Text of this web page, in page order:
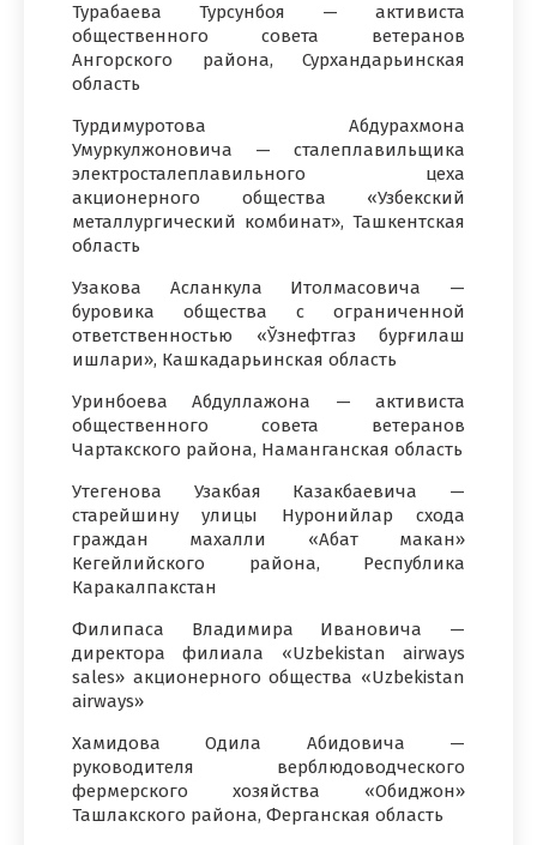
Турабаева Турсунбоя — активиста
общественного совета ветеранов
Ангорского района, Сурхандарьинская
область
Турдимуротова Абдурахмона
Умуркулжоновича — сталеплавильщика
электросталеплавильного цеха
акционерного общества «Узбекский
металлургический комбинат», Ташкентская
область
Узакова Асланкула Итолмасовича —
буровика общества с ограниченной
ответственностью «Ўзнефтгаз бурғилаш
ишлари», Кашкадарьинская область
Уринбоева Абдуллажона — активиста
общественного совета ветеранов
Чартакского района, Наманганская область
Утегенова Узакбая Казакбаевича —
старейшину улицы Нуронийлар схода
граждан махалли «Абат макан»
Кегейлийского района, Республика
Каракалпакстан
Филипаса Владимира Ивановича —
директора филиала «Uzbekistan airways
sales» акционерного общества «Uzbekistan
airways»
Хамидова Одила Абидовича —
руководителя верблюдоводческого
фермерского хозяйства «Обиджон»
Ташлакского района, Ферганская область